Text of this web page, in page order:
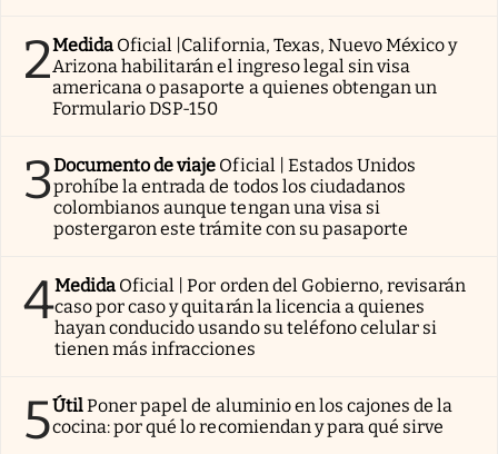
2Medida Oficial |California, Texas, Nuevo México y
Arizona habilitarán el ingreso legal sin visa
americana o pasaporte a quienes obtengan un
Formulario DSP-150
3Documento de viaje Oficial | Estados Unidos
prohíbe la entrada de todos los ciudadanos
colombianos aunque tengan una visa si
postergaron este trámite con su pasaporte
4Medida Oficial | Por orden del Gobierno, revisarán
caso por caso y quitarán la licencia a quienes
hayan conducido usando su teléfono celular si
tienen más infracciones
5ÚtilPoner papel de aluminio en los cajones de la
cocina: por qué lo recomiendan y para qué sirve